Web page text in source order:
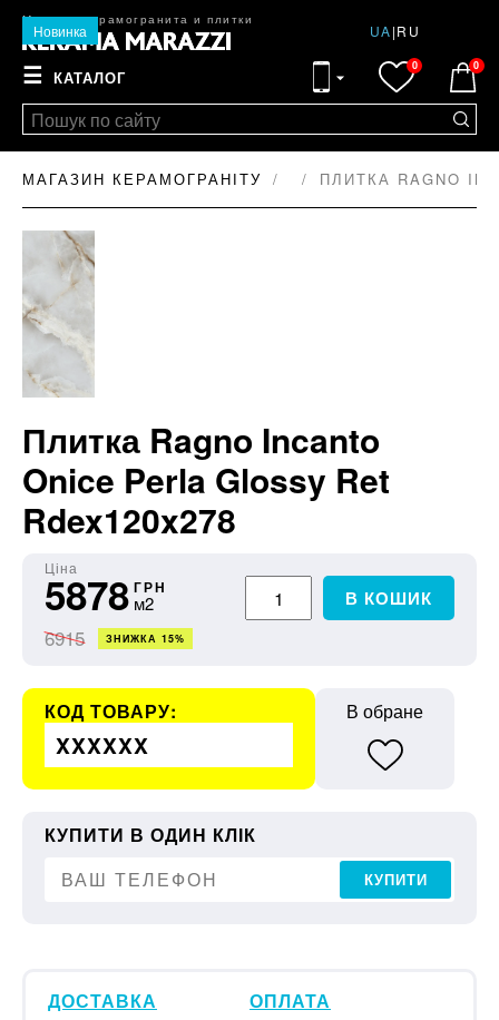
Магазин керамогранита и плитки
UA|RU
☰ КАТАЛОГ
0 0
МАГАЗИН КЕРАМОГРАНІТУ ПЛИТКА RAGNO
Новинка
Плитка Ragno Incanto
Onice Perla Glossy Ret
Rdex120x278
Ціна
5878 ГРН
м2 В КОШИК
6915 ЗНИЖКА 15%
КОД ТОВАРУ:
XXXXXX
В обране
КУПИТИ В ОДИН КЛІК
КУПИТИ
ДОСТАВКА ОПЛАТА